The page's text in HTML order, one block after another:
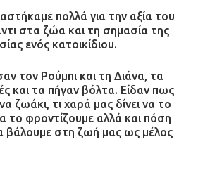
πολλά για την αξία του
στα ζώα και τη σημασία της
ενός κατοικίδιου.
τον Ρούμπι και τη Διάνα, τα
και τα πήγαν βόλτα. Είδαν πως
ζωάκι, τι χαρά μας δίνει να το
το φροντίζουμε αλλά και πόση
βάλουμε στη ζωή μας ως μέλος